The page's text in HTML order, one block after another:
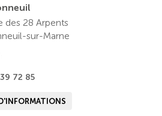
des 28 Arpents
sur-Marne
72 85